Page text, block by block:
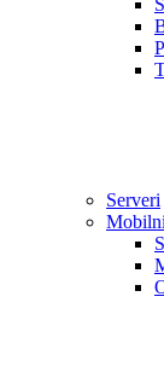
Serveri